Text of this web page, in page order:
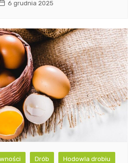
6 grudnia 2025
Drób Hodowla drobiu